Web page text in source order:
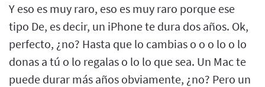
Y eso es muy raro, eso es muy raro porque ese
tipo De, es decir, un iPhone te dura dos años. Ok,
perfecto, ¿no? Hasta que lo cambias o o o lo o lo
donas a tú o lo regalas o lo lo que sea. Un Mac te
puede durar más años obviamente, ¿no? Pero un